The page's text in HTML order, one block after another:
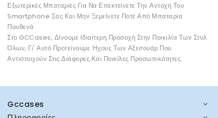
Εξωτερικές Μπαταρίες Για Να Επεκτείνετε Την Αντοχή Του
Smartphone Σας Και Μην Ξεμείνετε Ποτέ Από Μπαταρία
Πουθενά.
Στο GCCases, Δίνουμε Ιδιαίτερη Προσοχή Στην Ποικιλία Των Στυλ
Όλων, Γι' Αυτό Προτείνουμε Ήχους Των Αξεσουάρ Που
Αντιστοιχούν Στις Διάφορες Και Ποικίλες Προσωπικότητες.
Gccases